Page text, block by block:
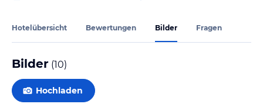
Hotelübersicht Bewertungen Bilder Fragen
Bilder (10)
Hochladen